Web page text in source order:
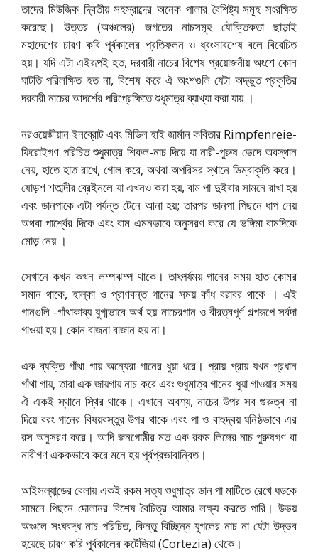
তাদের মিউজিক দ্বিতীয় সহস্রাব্দের অনেক পালার বৈশিষ্ট্য সমূহ সংরক্ষিত
করেছে। উত্তর (অঞ্চলের) জগতের নাচসমূহ যৌক্তিকতা ছাড়াই
মহাদেশের চারণ কবি পূর্বকালের প্রতিফলন ও ধ্বংসাবশেষ বলে বিবেচিত
হয়। যদি এটা এইরূপই হত, দরবারী নাচের বিশেষ প্রয়োজনীয় অংশে কোন
ঘাটতি পরিলক্ষিত হত না, বিশেষ করে ঐ অংশগুলি যেটা অদ্ভুত প্রকৃতির
দরবারী নাচের আদর্শের পরিপ্রেক্ষিতে শুধুমাত্র ব্যাখ্যা করা যায় ।
নরওয়েজীয়ান ইনব্রোট এবং মিডিল হাই জার্মান কবিতার Rimpfenreie-
ফিরোইগণ পরিচিত শুধুমাত্র শিকল-নাচ দিয়ে যা নারী-পুরুষ ভেদে অবস্থান
নেয়, হাতে হাত রাখে, গোল করে, অথবা অপরিসর স্থানে ডিম্বাকৃতি করে।
ষোড়শ শতাব্দীর ব্রেইনলে যা এখনও করা হয়, বাম পা দুইবার সামনে রাখা হয়
এবং ডানপাকে এটা পর্যন্ত টেনে আনা হয়; তারপর ডানপা পিছনে ধাপ নেয়
অথবা পার্শ্বের দিকে এবং বাম এমনভাবে অনুসরণ করে যে ভঙ্গিমা বামদিকে
মোড় নেয় ।
সেখানে কখন কখন লম্পঝম্প থাকে। তাৎপর্যময় গানের সময় হাত কোমর
সমান থাকে, হাল্কা ও প্রাণবন্ত গানের সময় কাঁধ বরাবর থাকে । এই
গানগুলি -গাঁথাকাব্য যুগ্মভাবে অর্থ হয় নাচেরগান ও বীরত্বপূর্ণ গল্পরূপে সর্বদা
গাওয়া হয়। কোন বাজনা বাজান হয় না।
এক ব্যক্তি গাঁথা গায় অন্যেরা গানের ধুয়া ধরে। প্রায় প্রায় যখন প্রধান
গাঁথা গায়, তারা এক জায়গায় নাচ করে এবং শুধুমাত্র গানের ধুয়া গাওয়ার সময়
ঐ একই স্থানে স্থির থাকে। এখানে অবশ্য, নাচের উপর সব গুরুত্ব না
দিয়ে বরং গানের বিষয়বস্তুর উপর থাকে এবং পা ও বাহুদ্বয় ঘনিষ্ঠভাবে এর
রস অনুসরণ করে। আদি জনগোষ্ঠীর মত এক রকম লিঙ্গের নাচ পুরুষগণ বা
নারীগণ এককভাবে করে মনে হয় পূর্বপ্রভাবান্বিত।
আইসল্যান্ডের বেলায় একই রকম সত্য শুধুমাত্র ডান পা মাটিতে রেখে ধড়কে
সামনে পিছনে দোলানর বিশেষ বৈচিত্র আমার লক্ষ্য করতে পারি। উভয়
অঞ্চলে সংঘবদ্ধ নাচ পরিচিত, কিন্তু বিচ্ছিন্ন যুগলের নাচ না যেটা উদ্ভব
হয়েছে চারণ করি পূর্বকালের কর্টেজিয়া (Cortezia) থেকে।